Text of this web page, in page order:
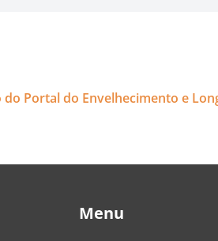
Portal do Envelhecimento e
Menu